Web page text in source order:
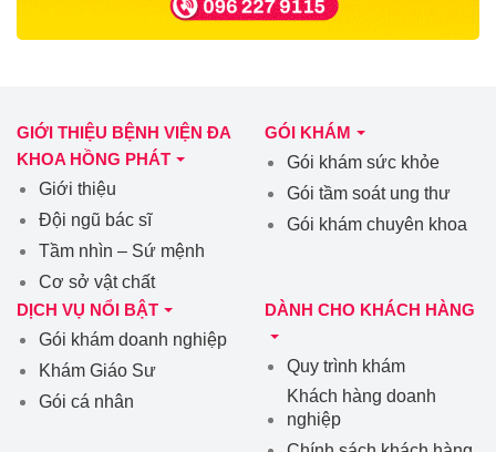
GIỚI THIỆU BỆNH VIỆN ĐA
KHOA HỒNG PHÁT
Giới thiệu
Đội ngũ bác sĩ
Tầm nhìn – Sứ mệnh
Cơ sở vật chất
GÓI KHÁM
Gói khám sức khỏe
Gói tầm soát ung thư
Gói khám chuyên khoa
DỊCH VỤ NỔI BẬT
Gói khám doanh nghiệp
Khám Giáo Sư
Gói cá nhân
DÀNH CHO KHÁCH HÀNG
Quy trình khám
Khách hàng doanh
nghiệp